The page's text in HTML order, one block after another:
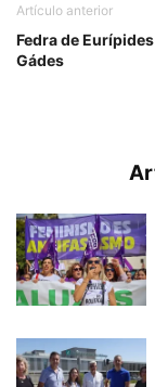
Artículo anterior
Fedra de
Gádes